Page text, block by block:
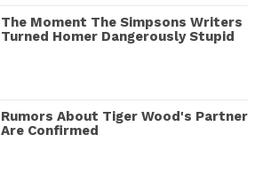
The Moment The Simpsons Writers
Turned Homer Dangerously Stupid
Rumors About Tiger Wood's Partner
Are Confirmed